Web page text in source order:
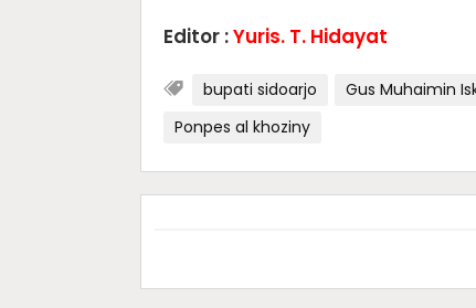
Editor :Yuris. T. Hidayat
bupati sidoarjo Gus Muhaimin
Ponpes al khoziny